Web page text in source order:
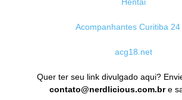
Hentai
Acompanhantes Curitiba 24
acg18.net
Quer ter seu link divulgado aqui?
contato@nerdlicious.com.bre